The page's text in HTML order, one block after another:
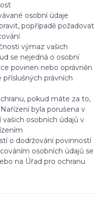
osobní údaje
popřípadě požadovat
výmaz vašich
se nejedná o osobní
povinen nebo oprávněn
příslušných právních
pokud máte za to,
byla porušena v
vašich osobních údajů v
o dodržování povinností
osobních údajů se
na Úřad pro ochranu